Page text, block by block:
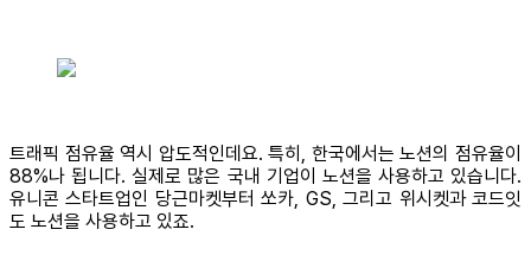
트래픽 점유율 역시 압도적인데요. 특히, 한국에서는 노션의 점유율이
88%나 됩니다. 실제로 많은 국내 기업이 노션을 사용하고 있습니다.
유니콘 스타트업인 당근마켓부터 쏘카, GS, 그리고 위시켓과 코드잇
도 노션을 사용하고 있죠.